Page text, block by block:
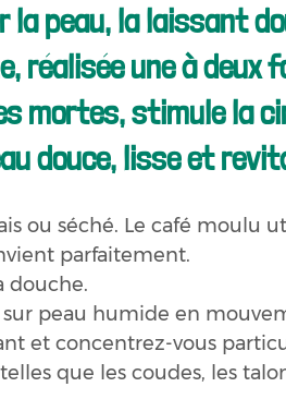
la peau, la laissant
réalisée une à deux
mortes, stimule la
douce, lisse et
ou séché. Le café moulu
parfaitement.
douche.
peau humide en
et concentrez-vous
que les coudes, les